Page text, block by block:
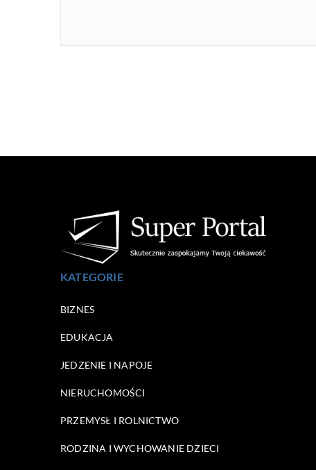
KATEGORIE
BIZNES
EDUKACJA
JEDZENIE I NAPOJE
NIERUCHOMOŚCI
PRZEMYSŁ I ROLNICTWO
RODZINA I WYCHOWANIE DZIECI